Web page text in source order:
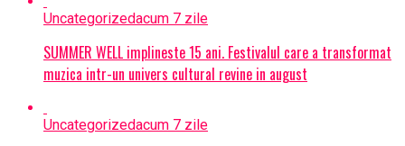
Uncategorizedacum 7 zile
SUMMER WELL implineste 15 ani. Festivalul care a transformat
muzica intr-un univers cultural revine in august
Uncategorizedacum 7 zile